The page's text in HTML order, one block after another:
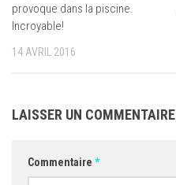
provoque dans la piscine.
Incroyable!
14 AVRIL 2016
LAISSER UN COMMENTAIRE
Commentaire *